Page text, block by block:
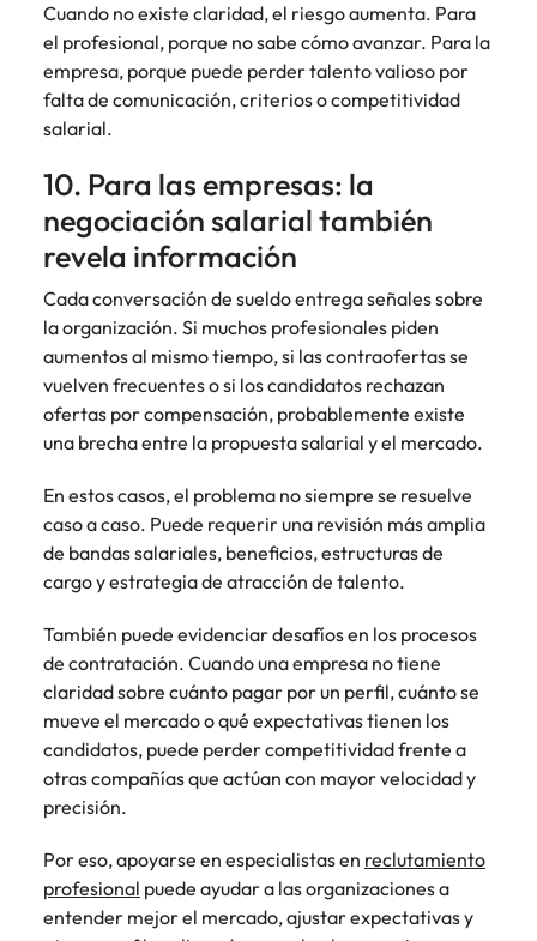
Cuando no existe claridad, el riesgo aumenta. Para
el profesional, porque no sabe cómo avanzar. Para la
empresa, porque puede perder talento valioso por
falta de comunicación, criterios o competitividad
salarial.
10. Para las empresas: la
negociación salarial también
revela información
Cada conversación de sueldo entrega señales sobre
la organización. Si muchos profesionales piden
aumentos al mismo tiempo, si las contraofertas se
vuelven frecuentes o si los candidatos rechazan
ofertas por compensación, probablemente existe
una brecha entre la propuesta salarial y el mercado.
En estos casos, el problema no siempre se resuelve
caso a caso. Puede requerir una revisión más amplia
de bandas salariales, beneficios, estructuras de
cargo y estrategia de atracción de talento.
También puede evidenciar desafíos en los procesos
de contratación. Cuando una empresa no tiene
claridad sobre cuánto pagar por un perfil, cuánto se
mueve el mercado o qué expectativas tienen los
candidatos, puede perder competitividad frente a
otras compañías que actúan con mayor velocidad y
precisión.
Por eso, apoyarse en especialistas en reclutamiento
profesional puede ayudar a las organizaciones a
entender mejor el mercado, ajustar expectativas y